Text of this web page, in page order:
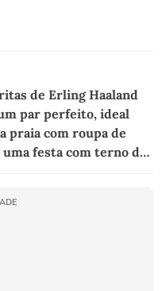
de Erling Haaland
par perfeito, ideal
praia com roupa de
festa com terno de